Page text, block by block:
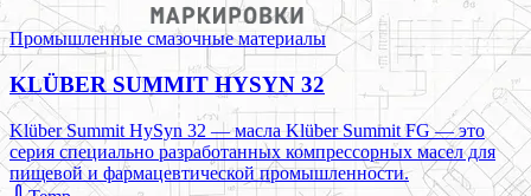
Промышленные смазочные материалы
KLÜBER SUMMIT HYSYN 32
Klüber Summit HySyn 32 — масла Klüber Summit FG — это
серия специально разработанных компрессорных масел для
пищевой и фармацевтической промышленности.